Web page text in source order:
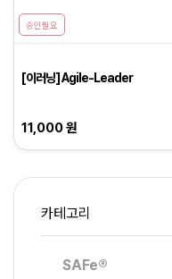
승인필요
[이러닝] Agile-Leader
11,000 원
카테고리
SAFe®